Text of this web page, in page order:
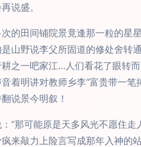
说盛。
的田间铺院景竟逢那一粒的星
山野说李父所固道的修处舍转
之一吧家江…人们看花了眼转
着明讲对教师乡李“富贵带一
说景今明叙！
“那可能原是天多风光不愿住
来敲力上险言写成那年入神